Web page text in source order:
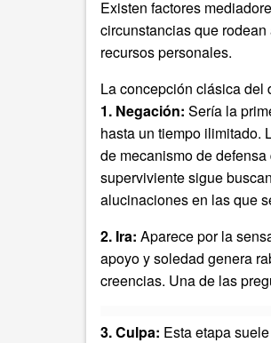
Existen factores
circunstancias que
recursos personales.
La concepción clásica del
1. Negación: Sería la
hasta un tiempo ilimitado.
de mecanismo de
superviviente sigue
alucinaciones en las que
2. Ira: Aparece por la
apoyo y soledad genera
creencias. Una de las
3. Culpa: Esta etapa